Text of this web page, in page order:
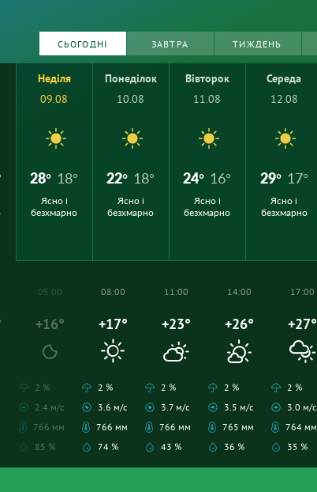
СЬОГОДНІ ЗАВТРА ТИЖДЕНЬ
Неділя
09.08
28° 18°
Ясно і
безхмарно
Понеділок
10.08
22° 18°
Ясно і
безхмарно
Вівторок
11.08
24° 16°
Ясно і
безхмарно
Середа
12.08
29° 17°
Ясно і
безхмарно
05:00
+16°
2 %
2.4 м/с
766 мм
85 %
08:00
+17°
2 %
3.6 м/с
766 мм
74 %
11:00
+23°
2 %
3.7 м/с
766 мм
43 %
14:00
+26°
2 %
3.5 м/с
765 мм
36 %
17:00
+27°
2 %
3.0 м/с
764 мм
35 %